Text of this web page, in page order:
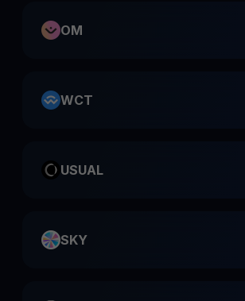
OM
WCT
USUAL
SKY